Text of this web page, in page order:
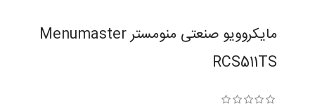
مایکروویو صنعتی منومستر Menumaster
RCS511TS